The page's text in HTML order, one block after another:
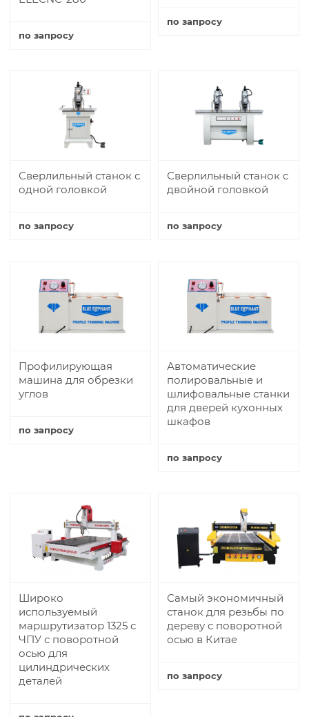
по запросу
по запросу
Сверлильный станок с
одной головкой
по запросу
Сверлильный станок с
двойной головкой
по запросу
Профилирующая
машина для обрезки
углов
по запросу
Автоматические
полировальные и
шлифовальные станки
для дверей кухонных
шкафов
по запросу
Широко
используемый
маршрутизатор 1325 с
ЧПУ с поворотной
осью для
цилиндрических
деталей
Самый экономичный
станок для резьбы по
дереву с поворотной
осью в Китае
по запросу